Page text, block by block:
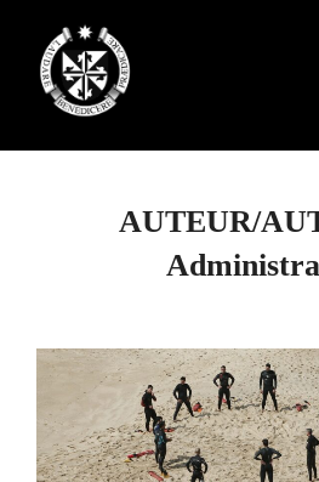
contenu
AUTEUR/